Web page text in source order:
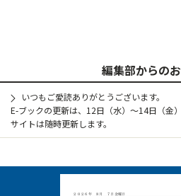
編集部からの
いつもご愛読ありがとうございます。
E-ブックの更新は、12日（水）～14日（金
サイトは随時更新します。